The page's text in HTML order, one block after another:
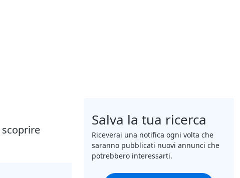
Salva la tua ricerca
Riceverai una notifica ogni volta che
saranno pubblicati nuovi annunci che
potrebbero interessarti.